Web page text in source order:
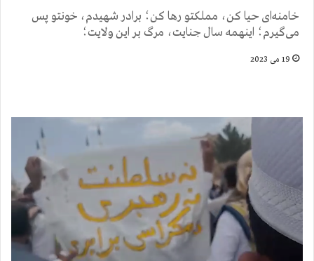
خامنه‌ای حیا کن، مملکتو رها کن؛ برادر شهیدم، خونتو پس
می‌گیرم؛ اینهمه سال جنایت، مرگ بر این ولایت؛
19 می 2023